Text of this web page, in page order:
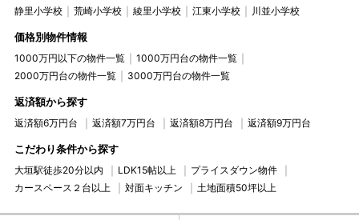
静里小学校
荒崎小学校 綾里小学校 江東小学校 川並小学校
価格別物件情報
1000万円以下の物件一覧
1000万円台の物件一覧
2000万円台の物件一覧
3000万円台の物件一覧
返済額から探す
返済額6万円台 返済額7万円台 返済額8万円台 返済額9万円台
こだわり条件から探す
大垣駅徒歩20分以内 LDK15帖以上
プライスダウン物件
カースペース２台以上
対面キッチン 土地面積50坪以上